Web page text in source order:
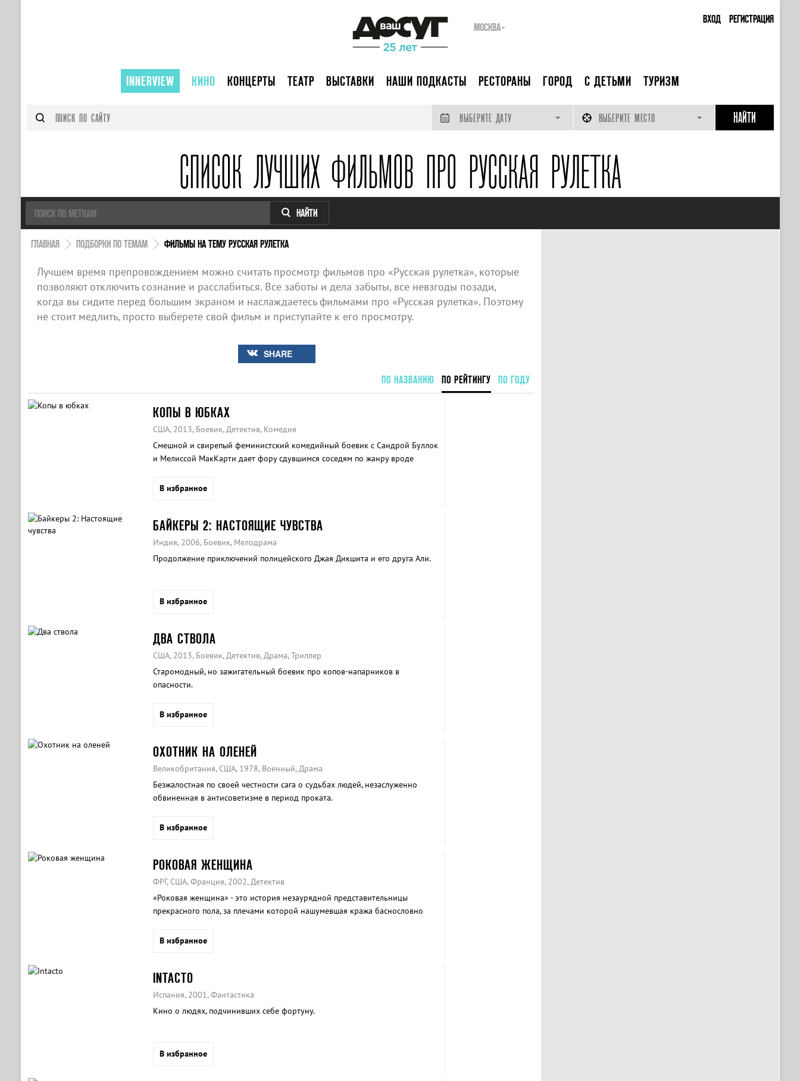
ВХОД РЕГИСТРАЦИЯ
МОСКВА
INNERVIEW КИНО КОНЦЕРТЫ ТЕАТР ВЫСТАВКИ НАШИ ПОДКАСТЫ РЕСТОРАНЫ ГОРОД С ДЕТЬМИ ТУРИЗМ
ВЫБЕРИТЕ ДАТУ ВЫБЕРИТЕ МЕСТО
СПИСОК ЛУЧШИХ ФИЛЬМОВ ПРО РУССКАЯ РУЛЕТКА
НАЙТИ
ГЛАВНАЯ ПОДБОРКИ ПО ТЕМАМ ФИЛЬМЫ НА ТЕМУ РУССКАЯ РУЛЕТКА
Лучшем время препровождением можно считать просмотр фильмов про «Русская рулетка», которые
позволяют отключить сознание и расслабиться. Все заботы и дела забыты, все невзгоды позади,
когда вы сидите перед большим экраном и наслаждаетесь фильмами про «Русская рулетка». Поэтому
не стоит медлить, просто выберете свой фильм и приступайте к его просмотру.
SHARE
ПО НАЗВАНИЮ ПО РЕЙТИНГУ ПО ГОДУ
КОПЫ В ЮБКАХ
США, 2013, Боевик, Детектив, Комедия
Cмешной и свирепый феминистский комедийный боевик с Сандрой Буллок
и Мелиссой МакКарти дает фору сдувшимся соседям по жанру вроде
В избранное
БАЙКЕРЫ 2: НАСТОЯЩИЕ ЧУВСТВА
Индия, 2006, Боевик, Мелодрама
Продолжение приключений полицейского Джая Дикшита и его друга Али.
В избранное
ДВА СТВОЛА
США, 2013, Боевик, Детектив, Драма, Триллер
Старомодный, но зажигательный боевик про копов-напарников в
опасности.
В избранное
ОХОТНИК НА ОЛЕНЕЙ
Великобритания, США, 1978, Военный, Драма
Безжалостная по своей честности сага о судьбах людей, незаслуженно
обвиненная в антисоветизме в период проката.
В избранное
РОКОВАЯ ЖЕНЩИНА
ФРГ, США, Франция, 2002, Детектив
«Роковая женщина» - это история незаурядной представительницы
прекрасного пола, за плечами которой нашумевшая кража баснословно
В избранное
INTACTO
Испания, 2001, Фантастика
Кино о людях, подчинивших себе фортуну.
В избранное